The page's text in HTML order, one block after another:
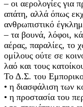
– οι αερολογίες για
απάτη, αλλά όπως
ανθρωπιστικό
– τα βουνά, λόφοι,
αέρας, παραλίες, το
ομίλους ούτε σε
λαό και τους
Το Δ.Σ. του
• η διασφάλιση των
• η προστασία του